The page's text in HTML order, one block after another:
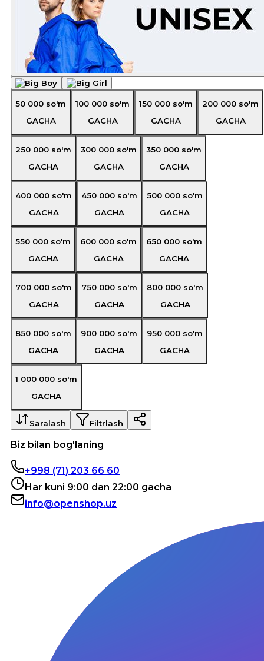
50 000 so'm
GACHA
100 000 so'm
GACHA
150 000 so'm
GACHA
200 000 so'm
GACHA
250 000 so'm
GACHA
300 000 so'm
GACHA
350 000 so'm
GACHA
400 000 so'm
GACHA
450 000 so'm
GACHA
500 000 so'm
GACHA
550 000 so'm
GACHA
600 000 so'm
GACHA
650 000 so'm
GACHA
700 000 so'm
GACHA
750 000 so'm
GACHA
800 000 so'm
GACHA
850 000 so'm
GACHA
900 000 so'm
GACHA
950 000 so'm
GACHA
1 000 000 so'm
GACHA
Saralash Filtrlash
Biz bilan bog'laning
+998 (71) 203 66 60
Har kuni 9:00 dan 22:00 gacha
info@openshop.uz